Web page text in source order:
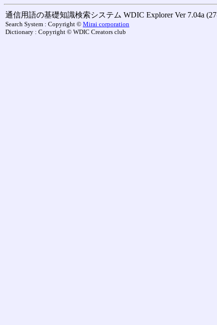
通信用語の基礎知識検索システム WDIC Explorer Ver 7.04a
Search System : Copyright © Mirai corporation
Dictionary : Copyright © WDIC Creators club